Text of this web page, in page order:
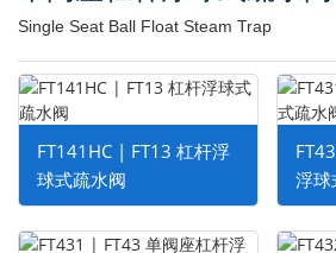
Single Seat Ball Float Steam Trap
FT141HC | FT13 杠杆浮
球式疏水阀
浮球